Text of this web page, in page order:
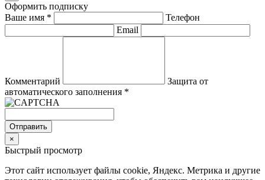
Оформить подписку
Ваше имя *
Телефон
Email
Комментарий
Защита от
автоматического заполнения *
Отправить
×
Быстрый просмотр
Этот сайт использует файлы cookie, Яндекс. Метрика и другие